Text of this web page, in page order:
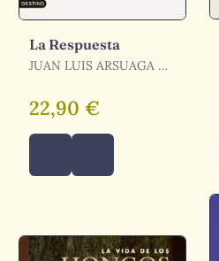
La Respuesta
JUAN LUIS ARSUAGA /
22,90 €